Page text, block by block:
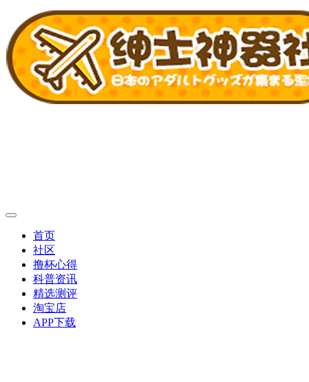
首页
社区
撸杯心得
科普资讯
精选测评
淘宝店
APP下载